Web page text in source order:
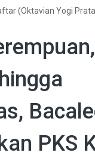
(Oktavian Yogi
PKS